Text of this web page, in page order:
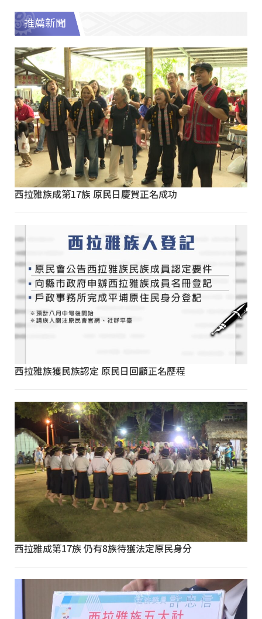
推薦新聞
西拉雅族成第17族 原民日慶賀正名成功
西拉雅族獲民族認定 原民日回顧正名歷程
西拉雅成第17族 仍有8族待獲法定原民身分